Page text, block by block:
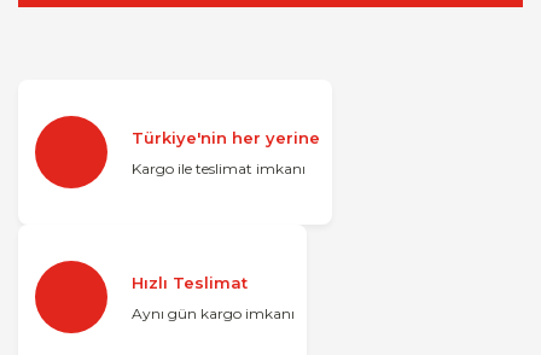
Türkiye'nin her yerine
Kargo ile teslimat imkanı
Hızlı Teslimat
Aynı gün kargo imkanı